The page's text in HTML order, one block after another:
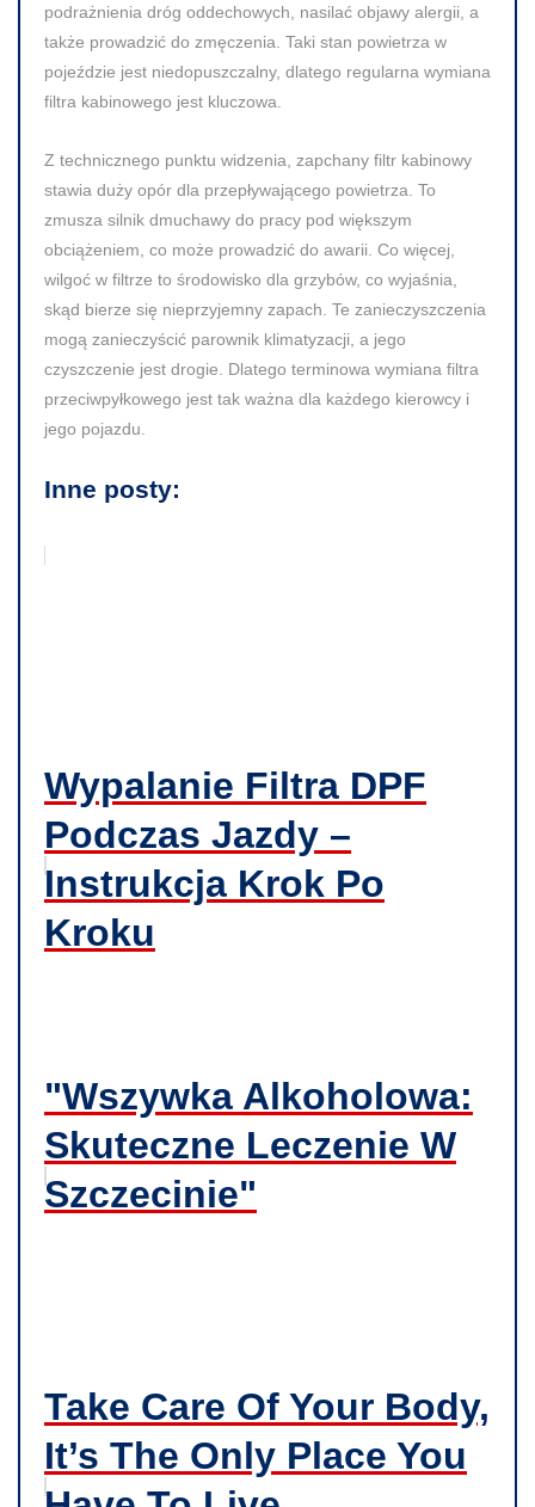
podrażnienia dróg oddechowych, nasilać objawy alergii, a
także prowadzić do zmęczenia. Taki stan powietrza w
pojeździe jest niedopuszczalny, dlatego regularna wymiana
filtra kabinowego jest kluczowa.
Z technicznego punktu widzenia, zapchany filtr kabinowy
stawia duży opór dla przepływającego powietrza. To
zmusza silnik dmuchawy do pracy pod większym
obciążeniem, co może prowadzić do awarii. Co więcej,
wilgoć w filtrze to środowisko dla grzybów, co wyjaśnia,
skąd bierze się nieprzyjemny zapach. Te zanieczyszczenia
mogą zanieczyścić parownik klimatyzacji, a jego
czyszczenie jest drogie. Dlatego terminowa wymiana filtra
przeciwpyłkowego jest tak ważna dla każdego kierowcy i
jego pojazdu.
Inne posty:
Wypalanie Filtra DPF
Podczas Jazdy –
Instrukcja Krok Po
Kroku
"Wszywka Alkoholowa:
Skuteczne Leczenie W
Szczecinie"
Take Care Of Your Body,
It’s The Only Place You